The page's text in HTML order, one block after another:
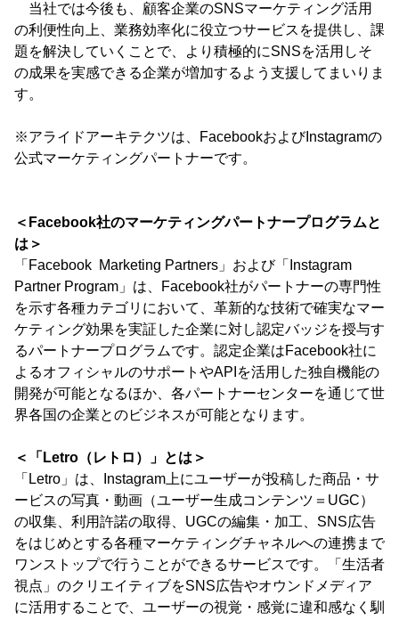
当社では今後も、顧客企業のSNSマーケティング活用
の利便性向上、業務効率化に役立つサービスを提供し、課
題を解決していくことで、より積極的にSNSを活用しそ
の成果を実感できる企業が増加するよう支援してまいりま
す。
※アライドアーキテクツは、FacebookおよびInstagramの
公式マーケティングパートナーです。
＜Facebook社のマーケティングパートナープログラムと
は＞
「Facebook Marketing Partners」および「Instagram
Partner Program」は、Facebook社がパートナーの専門性
を示す各種カテゴリにおいて、革新的な技術で確実なマー
ケティング効果を実証した企業に対し認定バッジを授与す
るパートナープログラムです。認定企業はFacebook社に
よるオフィシャルのサポートやAPIを活用した独自機能の
開発が可能となるほか、各パートナーセンターを通じて世
界各国の企業とのビジネスが可能となります。
＜「Letro（レトロ）」とは＞
「Letro」は、Instagram上にユーザーが投稿した商品・サ
ービスの写真・動画（ユーザー生成コンテンツ＝UGC）
の収集、利用許諾の取得、UGCの編集・加工、SNS広告
をはじめとする各種マーケティングチャネルへの連携まで
ワンストップで行うことができるサービスです。「生活者
視点」のクリエイティブをSNS広告やオウンドメディア
に活用することで、ユーザーの視覚・感覚に違和感なく馴